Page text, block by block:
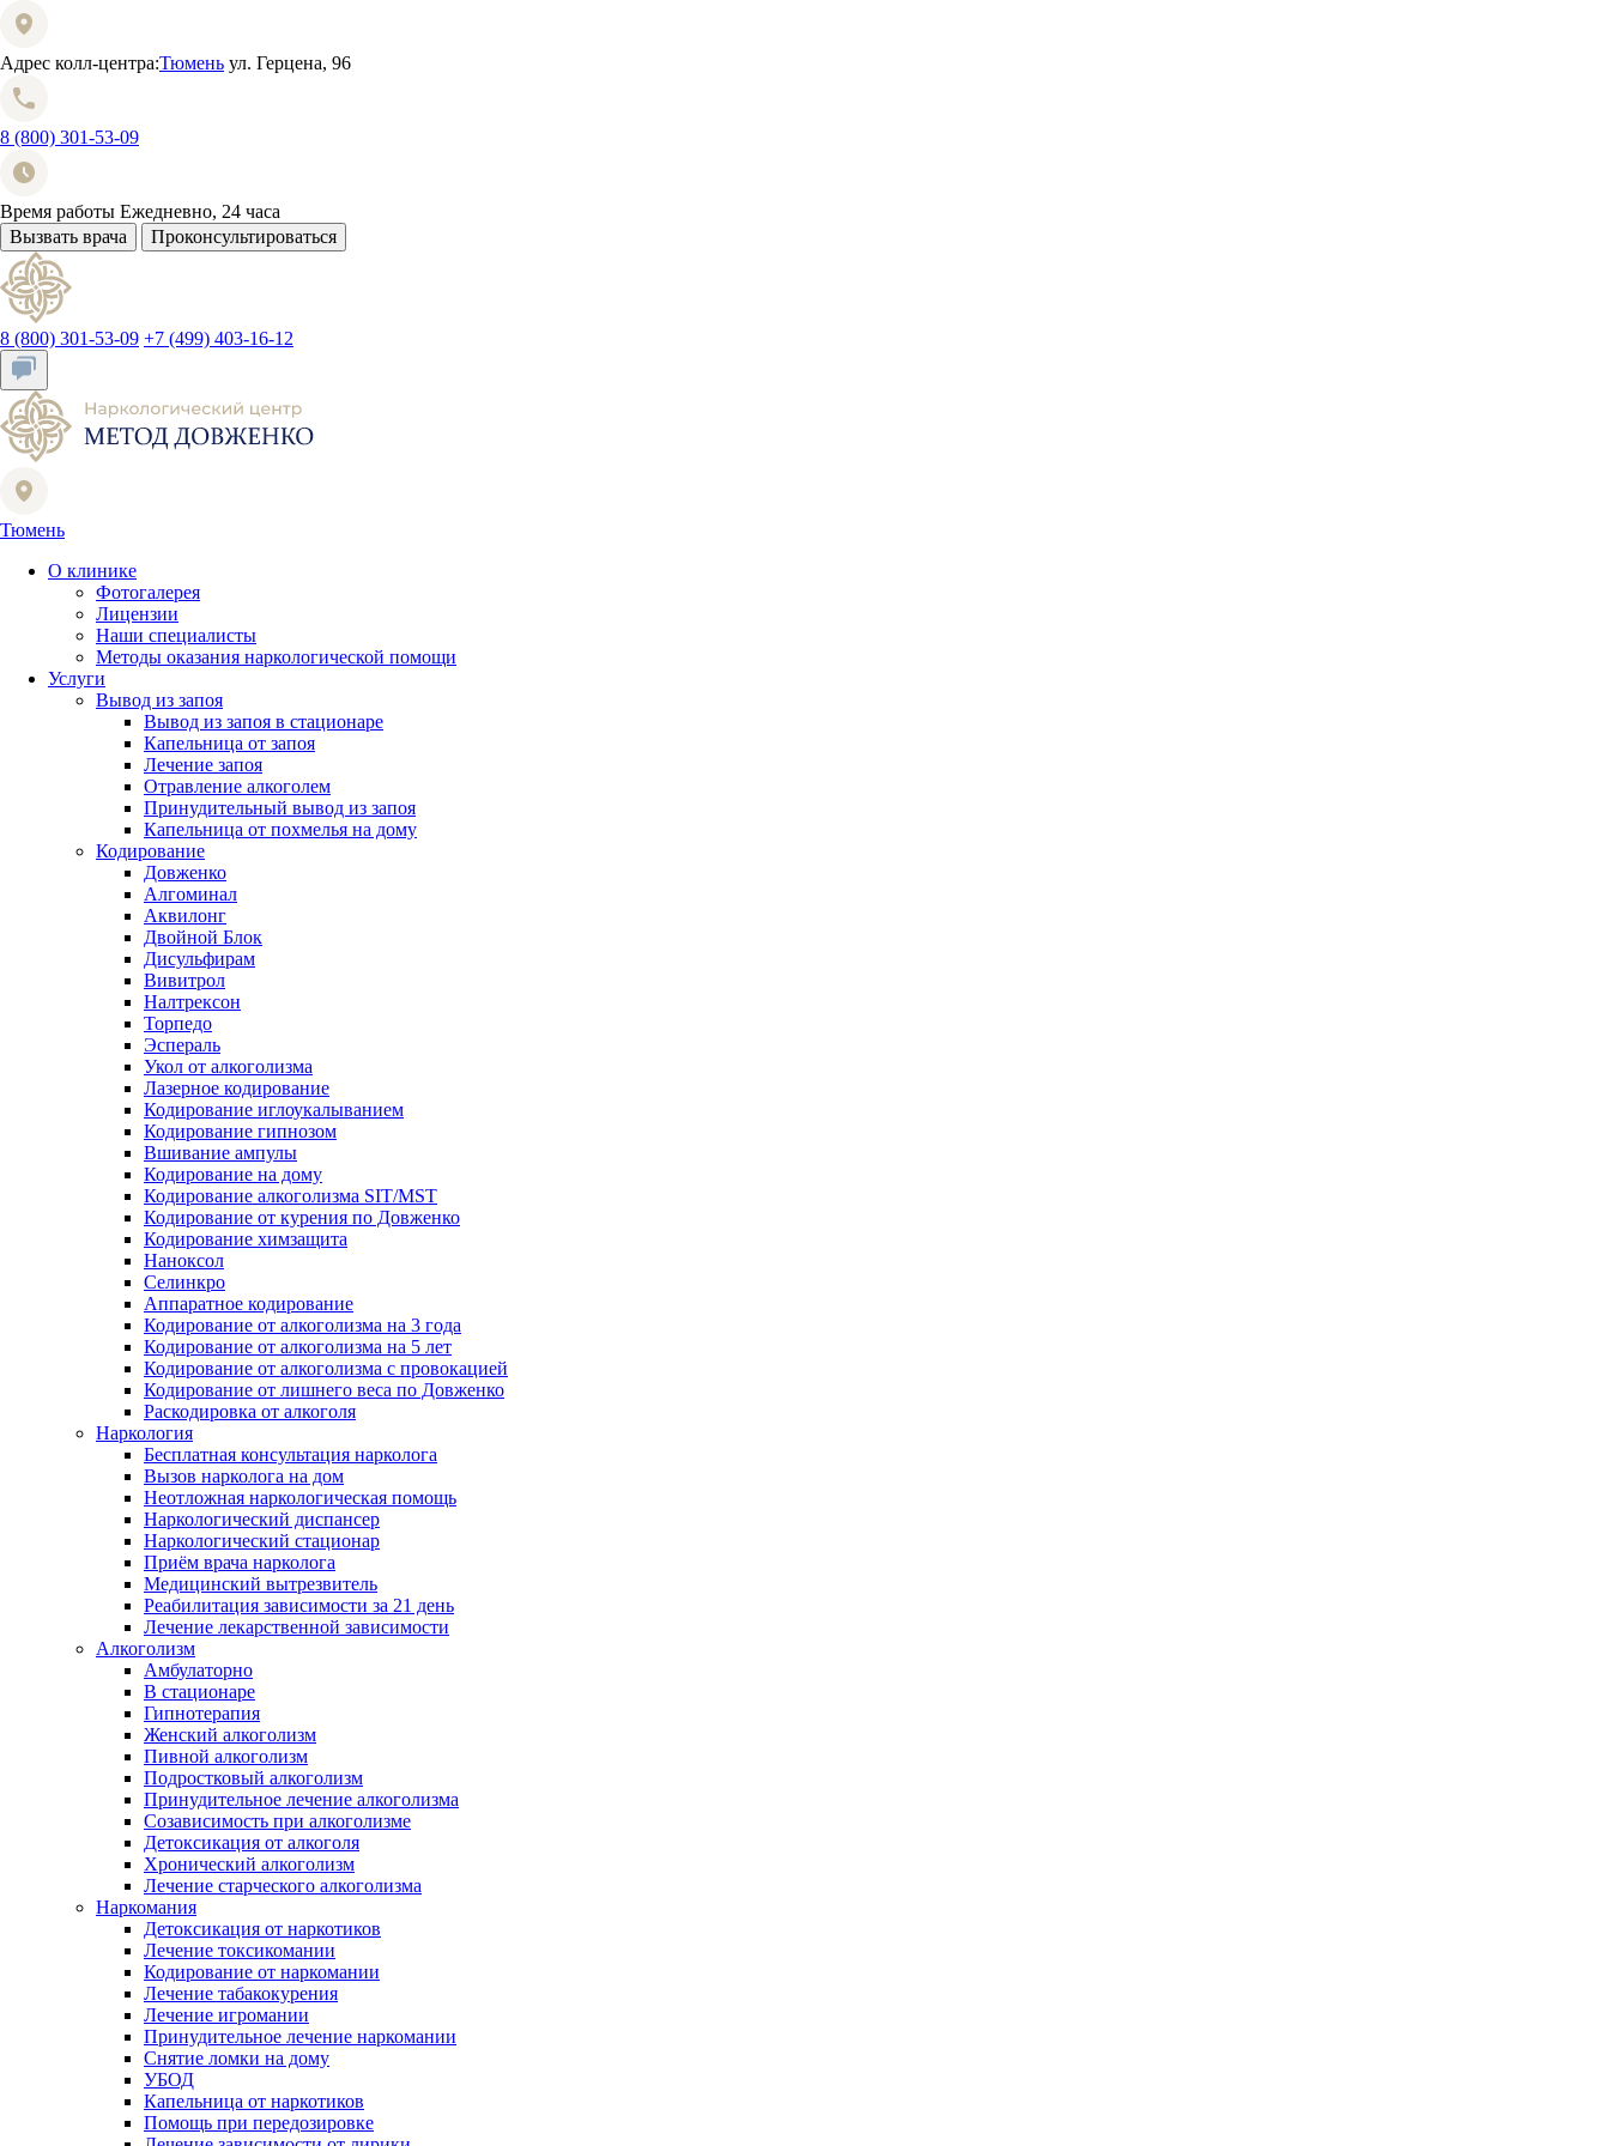
Адрес колл-центра:Тюмень ул. Герцена, 96
8 (800) 301-53-09
Время работы Ежедневно, 24 часа
Вызвать врача
Проконсультироваться
8 (800) 301-53-09 +7 (499) 403-16-12
Тюмень
О клинике
Фотогалерея
Лицензии
Наши специалисты
Методы оказания наркологической помощи
Услуги
Вывод из запоя
Вывод из запоя в стационаре
Капельница от запоя
Лечение запоя
Отравление алкоголем
Принудительный вывод из запоя
Капельница от похмелья на дому
Кодирование
Довженко
Алгоминал
Аквилонг
Двойной Блок
Дисульфирам
Вивитрол
Налтрексон
Торпедо
Эспераль
Укол от алкоголизма
Лазерное кодирование
Кодирование иглоукалыванием
Кодирование гипнозом
Вшивание ампулы
Кодирование на дому
Кодирование алкоголизма SIT/MST
Кодирование от курения по Довженко
Кодирование химзащита
Наноксол
Селинкро
Аппаратное кодирование
Кодирование от алкоголизма на 3 года
Кодирование от алкоголизма на 5 лет
Кодирование от алкоголизма с провокацией
Кодирование от лишнего веса по Довженко
Раскодировка от алкоголя
Наркология
Бесплатная консультация нарколога
Вызов нарколога на дом
Неотложная наркологическая помощь
Наркологический диспансер
Наркологический стационар
Приём врача нарколога
Медицинский вытрезвитель
Реабилитация зависимости за 21 день
Лечение лекарственной зависимости
Алкоголизм
Амбулаторно
В стационаре
Гипнотерапия
Женский алкоголизм
Пивной алкоголизм
Подростковый алкоголизм
Принудительное лечение алкоголизма
Созависимость при алкоголизме
Детоксикация от алкоголя
Хронический алкоголизм
Лечение старческого алкоголизма
Наркомания
Детоксикация от наркотиков
Лечение токсикомании
Кодирование от наркомании
Лечение табакокурения
Лечение игромании
Принудительное лечение наркомании
Снятие ломки на дому
УБОД
Капельница от наркотиков
Помощь при передозировке